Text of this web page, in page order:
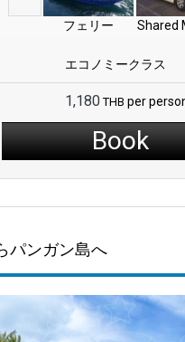
フェリー Shared
エコノミークラス
1,180 THB per
Book
パンガン島へ